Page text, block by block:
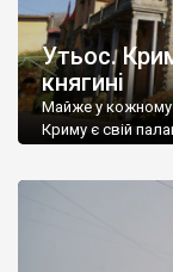
Утьос.
княгині
Майже у кожному
Криму є свій